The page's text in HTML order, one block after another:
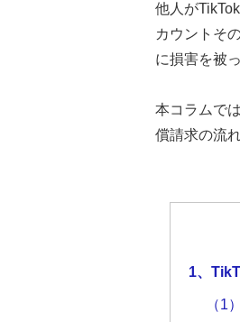
他人が
カウントそ
に損害を被
本コラムで
償請求の流
1、
（1